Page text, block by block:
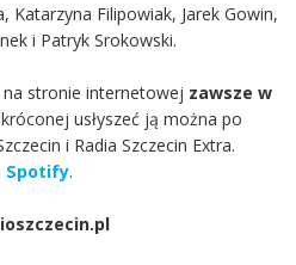
Katarzyna Filipowiak, Jarek Gowin,
i Patryk Srokowski.
stronie internetowej zawsze w
usłyszeć ją można po
i Radia Szczecin Extra.
Spotify.